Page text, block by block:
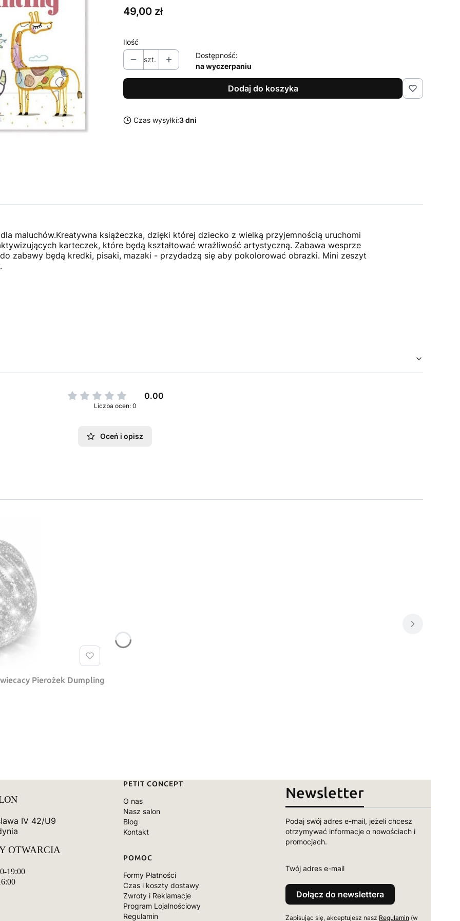
Cena
49,00 zł
Ilość
szt.
Dostępność:
na wyczerpaniu
Dodaj do koszyka
Czas wysyłki:3 dni
maluchów.Kreatywna książeczka, dzięki której dziecko z wielką przyjemnością uruchomi
karteczek, które będą kształtować wrażliwość artystyczną. Zabawa wesprze
zabawy będą kredki, pisaki, mazaki - przydadzą się aby pokolorować obrazki. Mini zeszyt
0.00
Liczba ocen: 0
Oceń i opisz
Pierożek Dumpling
IV 42/U9
OTWARCIA
19:00
Linki w stopce
PETIT CONCEPT
O nas
Nasz salon
Blog
Kontakt
POMOC
Formy Płatności
Czas i koszty dostawy
Zwroty i Reklamacje
Program Lojalnościowy
Regulamin
Newsletter
Podaj swój adres e-mail, jeżeli chcesz
otrzymywać informacje o nowościach i
promocjach.
Twój adres e-mail
Dołącz do newslettera
Zapisując się, akceptujesz nasz Regulamin (w